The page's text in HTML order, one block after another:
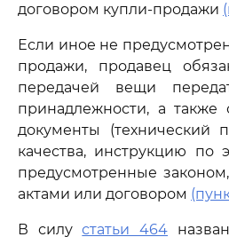
договором купли-продажи
Если иное не
продажи, продавец
передачей вещи
принадлежности, а также
документы (технический
качества, инструкцию по
предусмотренные
актами или договором
В силустатьи 464